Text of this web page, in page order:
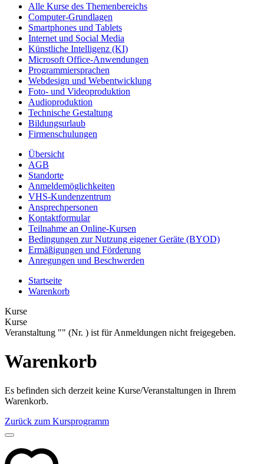
Alle Kurse des Themenbereichs
Computer-Grundlagen
Smartphones und Tablets
Internet und Social Media
Künstliche Intelligenz (KI)
Microsoft Office-Anwendungen
Programmiersprachen
Webdesign und Webentwicklung
Foto- und Videoproduktion
Audioproduktion
Technische Gestaltung
Bildungsurlaub
Firmenschulungen
Übersicht
AGB
Standorte
Anmeldemöglichkeiten
VHS-Kundenzentrum
Ansprechpersonen
Kontaktformular
Teilnahme an Online-Kursen
Bedingungen zur Nutzung eigener Geräte (BYOD)
Ermäßigungen und Förderung
Anregungen und Beschwerden
Startseite
Warenkorb
Kurse
Kurse
Veranstaltung "" (Nr. ) ist für Anmeldungen nicht freigegeben.
Warenkorb
Es befinden sich derzeit keine Kurse/Veranstaltungen in Ihrem
Warenkorb.
Zurück zum Kursprogramm